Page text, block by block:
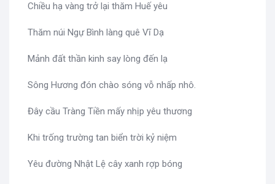
Chiều hạ vàng trở lại thăm Huế yêu
Thăm núi Ngự Bình làng quê Vĩ Dạ
Mảnh đất thần kinh say lòng đến lạ
Sông Hương đón chào sóng vỗ nhấp nhô.
Đây cầu Tràng Tiền mấy nhịp yêu thương
Khi trống trường tan biển trời kỷ niệm
Yêu đường Nhật Lệ cây xanh rợp bóng